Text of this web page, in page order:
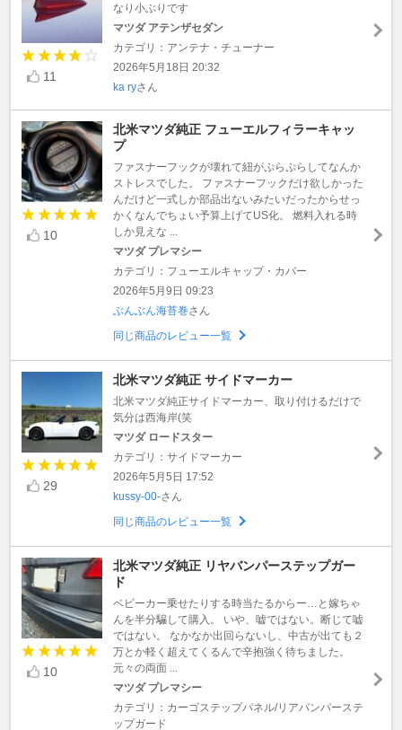
11
なり小ぶりです
マツダ アテンザセダン
カテゴリ：アンテナ・チューナー
2026年5月18日 20:32
ka ryさん
10
北米マツダ純正 フューエルフィラーキャッ
プ
ファスナーフックが壊れて紐がぷらぷらしてなんか
ストレスでした。 ファスナーフックだけ欲しかった
んだけど一式しか部品出ないみたいだったからせっ
かくなんでちょい予算上げてUS化。 燃料入れる時
しか見えな ...
マツダ プレマシー
カテゴリ：フューエルキャップ・カバー
2026年5月9日 09:23
ぶんぶん海苔巻さん
同じ商品のレビュー一覧
29
北米マツダ純正 サイドマーカー
北米マツダ純正サイドマーカー、取り付けるだけで
気分は西海岸(笑
マツダ ロードスター
カテゴリ：サイドマーカー
2026年5月5日 17:52
kussy-00-さん
同じ商品のレビュー一覧
10
北米マツダ純正 リヤバンパーステップガー
ド
ベビーカー乗せたりする時当たるからー…と嫁ちゃ
んを半分騙して購入。 いや、嘘ではない。断じて嘘
ではない。 なかなか出回らないし、中古が出ても２
万とか軽く超えてくるんで辛抱強く待ちました。
元々の両面 ...
マツダ プレマシー
カテゴリ：カーゴステップパネル/リアバンパーステ
ップガード